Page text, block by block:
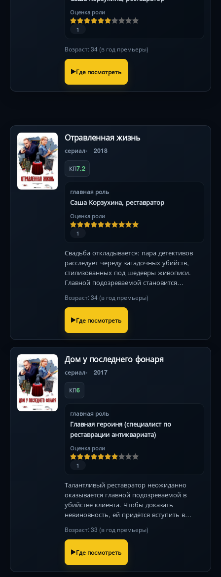
Оценка роли
1
Возраст: 34 (в год премьеры)
Где посмотреть
Отравленная жизнь
сериал 2018
КП7.2
главная роль
Саша Корзухина, реставратор
Оценка роли
1
Свадьба откладывается: пара детективов
расследует череду загадочных убийств,
стилизованных под шедевры живописи.
Главной подозреваемой становится
Возраст: 34 (в год премьеры)
Где посмотреть
Дом у последнего фонаря
сериал 2017
КП6
главная роль
Главная героиня (специалист по
реставрации антиквариата)
Оценка роли
1
Талантливый реставратор неожиданно
оказывается главной подозреваемой в
убийстве клиента. Чтобы доказать
невиновность, ей придётся вступить в
преступником .
Возраст: 33 (в год премьеры)
Где посмотреть